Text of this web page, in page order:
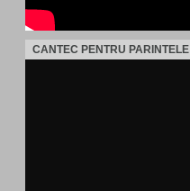
CANTEC PENTRU PARINTELE